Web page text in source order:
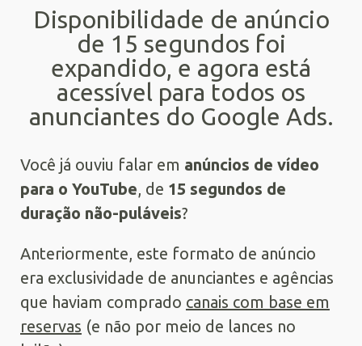
Disponibilidade de anúncio
de 15 segundos foi
expandido, e agora está
acessível para todos os
anunciantes do Google Ads.
Você já ouviu falar em anúncios de vídeo
para o YouTube, de 15 segundos de
duração não-puláveis?
Anteriormente, este formato de anúncio
era exclusividade de anunciantes e agências
que haviam comprado canais com base em
reservas (e não por meio de lances no